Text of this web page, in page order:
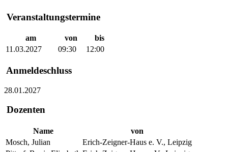
Veranstaltungstermine
am von
bis
11.03.2027
09:30 12:00
Anmeldeschluss
28.01.2027
Dozenten
Name
von
Mosch, Julian
Erich-Zeigner-Haus e. V., Leipzig